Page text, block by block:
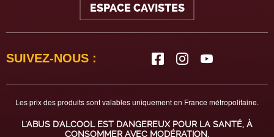
ESPACE CAVISTES
SUIVEZ-NOUS :
Les prix des produits sont valables uniquement en France métropolitaine.
L'ABUS D'ALCOOL EST DANGEREUX POUR LA SANTÉ, À
CONSOMMER AVEC MODÉRATION.